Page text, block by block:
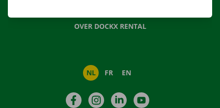
OVER DOCKX RENTAL
NL FR EN
FacebookInstagramLinkedIn